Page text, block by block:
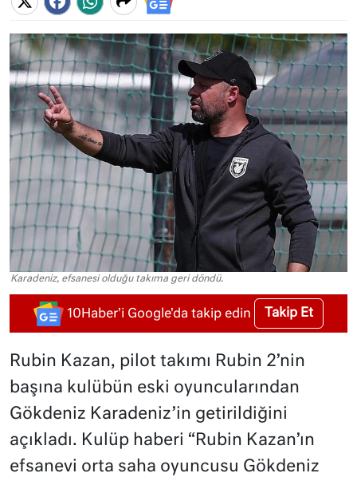
Karadeniz, efsanesi olduğu takıma geri döndü.
10Haber'i Google'da takip edin Takip Et
Rubin Kazan, pilot takımı Rubin 2’nin
başına kulübün eski oyuncularından
Gökdeniz Karadeniz’in getirildiğini
açıkladı. Kulüp haberi “Rubin Kazan’ın
efsanevi orta saha oyuncusu Gökdeniz